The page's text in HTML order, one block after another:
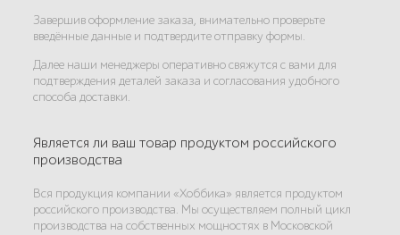
Завершив оформление заказа, внимательно проверьте
введённые данные и подтвердите отправку формы.
Далее наши менеджеры оперативно свяжутся с вами для
подтверждения деталей заказа и согласования удобного
способа доставки.
Является ли ваш товар продуктом российского
производства
Вся продукция компании «Хоббика» является продуктом
российского производства. Мы осуществляем полный цикл
производства на собственных мощностях в Московской